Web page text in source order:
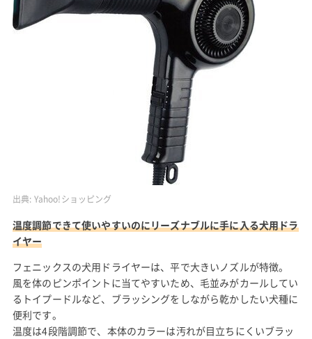
出典: Yahoo!ショッピング
温度調節できて使いやすいのにリーズナブルに手に入る犬用ドラ
イヤー
フェニックスの犬用ドライヤーは、平で大きいノズルが特徴。
風を体のピンポイントに当てやすいため、毛並みがカールしてい
るトイプードルなど、ブラッシングをしながら乾かしたい犬種に
便利です。
温度は4段階調節で、本体のカラーは汚れが目立ちにくいブラッ